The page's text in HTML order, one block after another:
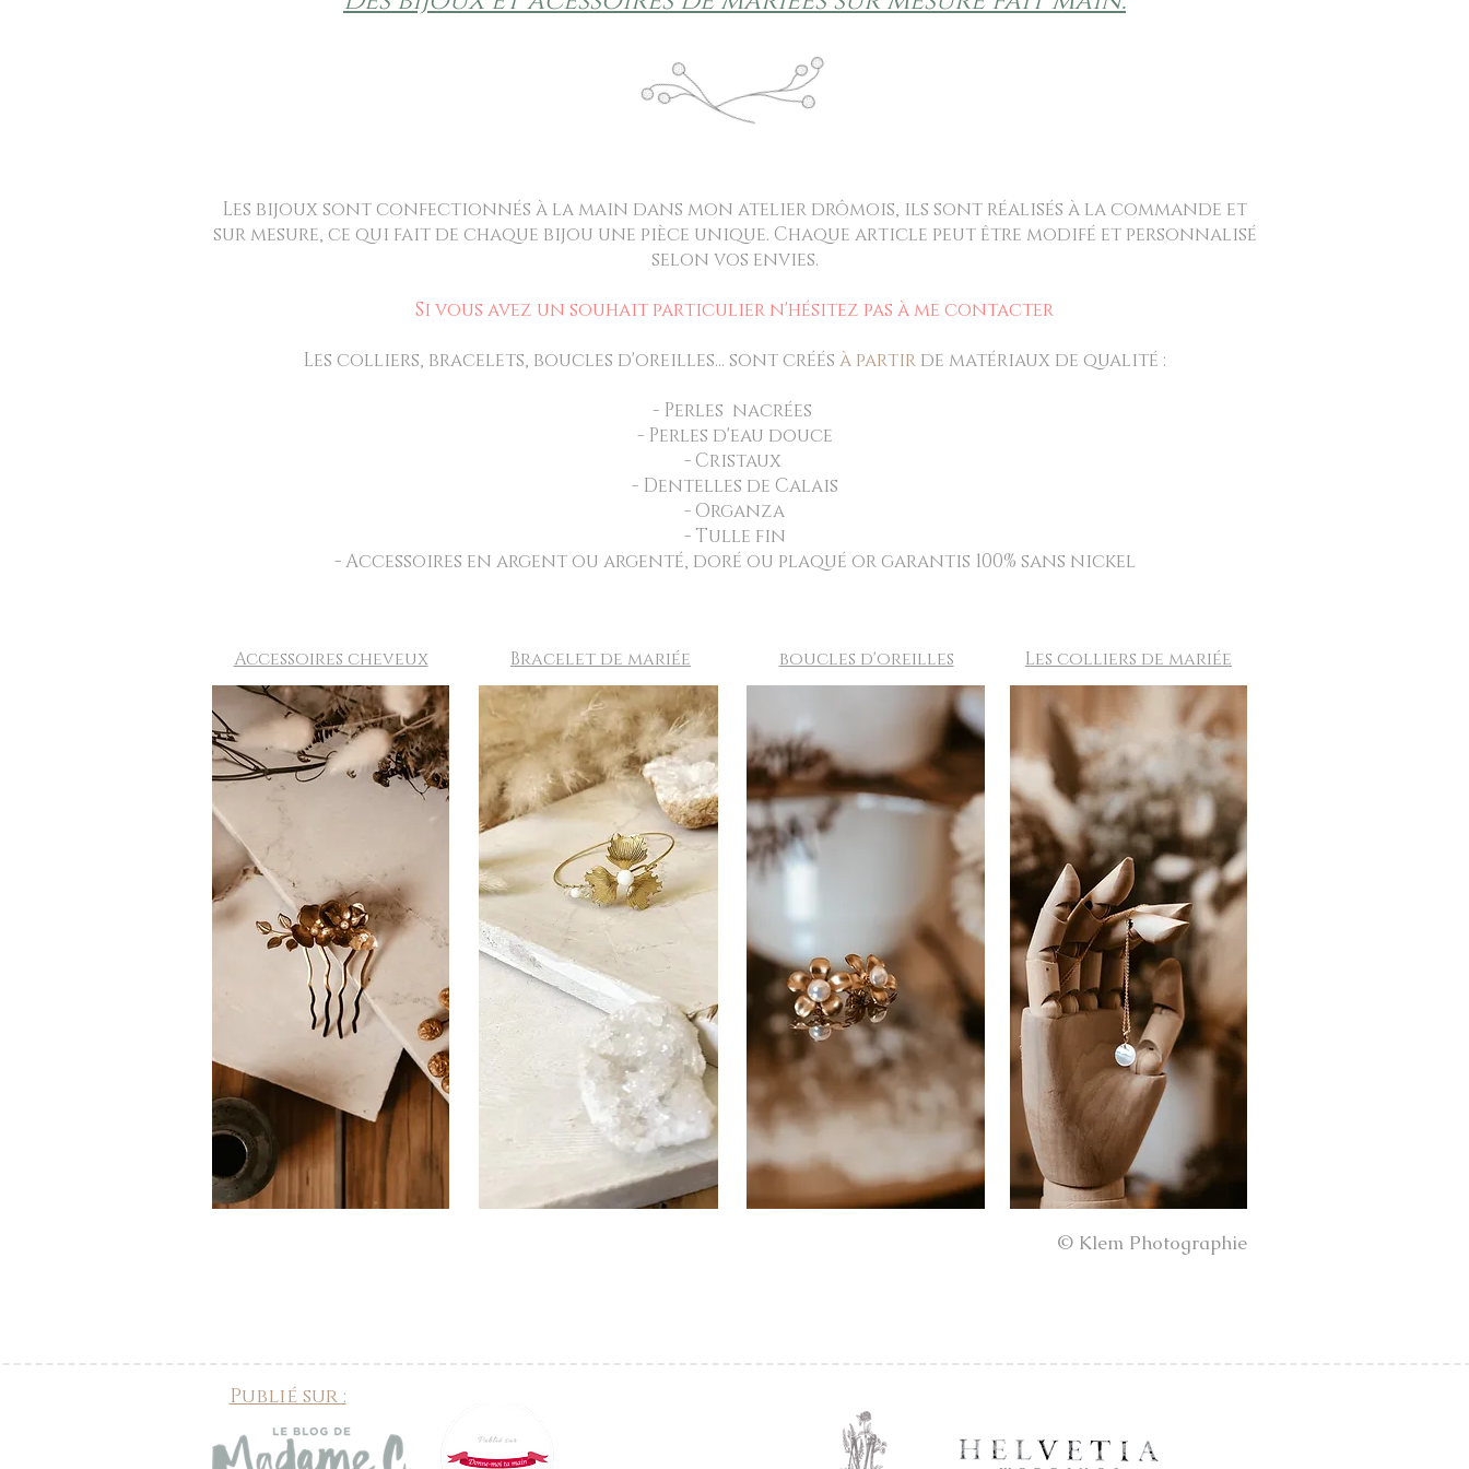
Les bijoux sont confectionnés à la main dans mon atelier drômois, ils sont réalisés à la commande et
sur mesure, ce qui fait de chaque bijou une pièce unique. Chaque article peut être modifé et personnalisé
selon vos envies.
Si vous avez un souhait particulier n'hésitez pas à me contacter
Les colliers, bracelets, boucles d'oreilles... sont créés à partir de matériaux de qualité :
- Perles nacrées
- Perles d'eau douce
- Cristaux
- Dentelles de Calais
- Organza
- Tulle fin
- Accessoires en argent ou argenté, doré ou plaqué or garantis 100% sans nickel
Accessoires cheveux Bracelet de mariée boucles d'oreilles Les colliers de mariée
© Klem Photographie
Publié sur :